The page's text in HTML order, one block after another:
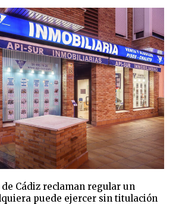
Cádiz reclaman regular un
puede ejercer sin titulación